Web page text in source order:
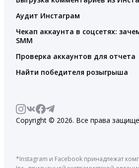
Аудит Инстаграм
Чекап аккаунта в соцсетях:
SMM
Проверка аккаунтов для отчета
Найти победителя розыгрыша
Copyright © 2026. Все права
*Instagram и Facebook принадлежат